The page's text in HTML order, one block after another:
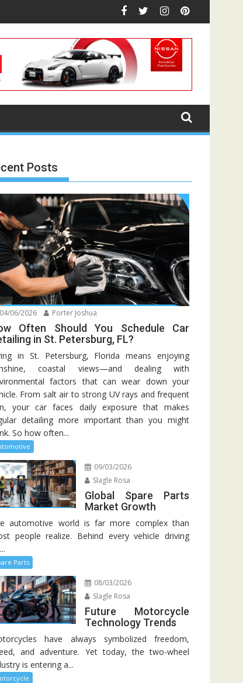
Posts
04/06/2026 Porter Joshua
Often Should You Schedule Car
in St. Petersburg, FL?
in St. Petersburg, Florida means enjoying
coastal views—and dealing with
factors that can wear down your
From salt air to strong UV rays and frequent
your car faces daily exposure that makes
detailing more important than you might
So how often...
09/03/2026
Slagle Rosa
Global Spare Parts
Market Growth
automotive world is far more complex than
people realize. Behind every vehicle driving
Parts
08/03/2026
Slagle Rosa
Future Motorcycle
Technology Trends
have always symbolized freedom,
and adventure. Yet today, the two-wheel
is entering a...